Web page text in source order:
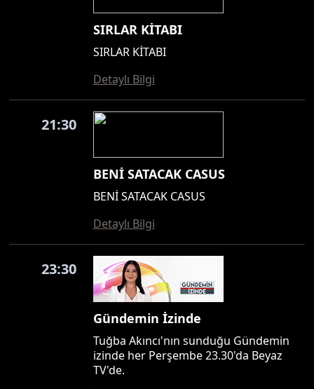
SIRLAR KİTABI
SIRLAR KİTABI
Detaylı Bilgi
21:30
BENİ SATACAK CASUS
BENİ SATACAK CASUS
Detaylı Bilgi
23:30
Gündemin İzinde
Tuğba Akıncı'nın sunduğu Gündemin
izinde her Perşembe 23.30'da Beyaz
TV'de.